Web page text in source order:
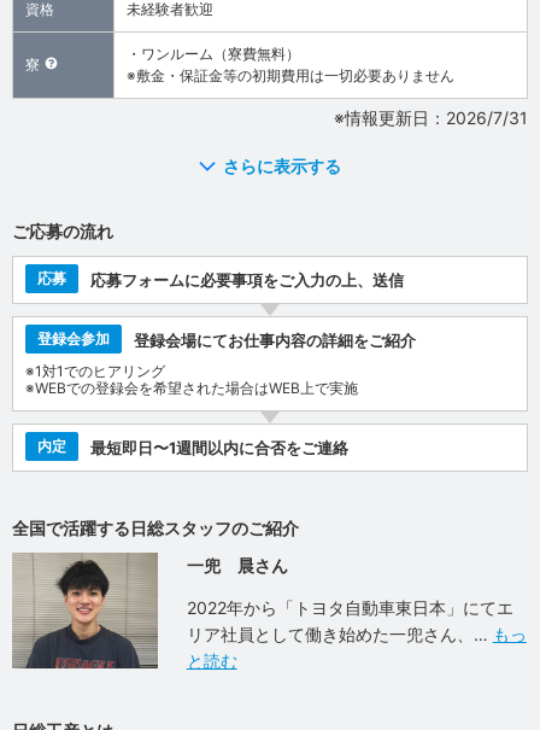
資格 未経験者歓迎
寮
・ワンルーム（寮費無料）
※敷金・保証金等の初期費用は一切必要ありません
※情報更新日：2026/7/31
さらに表示する
ご応募の流れ
応募 応募フォームに必要事項をご入力の上、送信
登録会参加 登録会場にてお仕事内容の詳細をご紹介
※1対1でのヒアリング
※WEBでの登録会を希望された場合はWEB上で実施
内定 最短即日〜1週間以内に合否をご連絡
全国で活躍する日総スタッフのご紹介
一兜 晨さん
2022年から「トヨタ自動車東日本」にてエ
リア社員として働き始めた一兜さん、
もっ
と読む